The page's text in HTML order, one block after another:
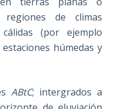
regiones de climas
(por ejemplo
húmedas y
ABtC; intergrados a